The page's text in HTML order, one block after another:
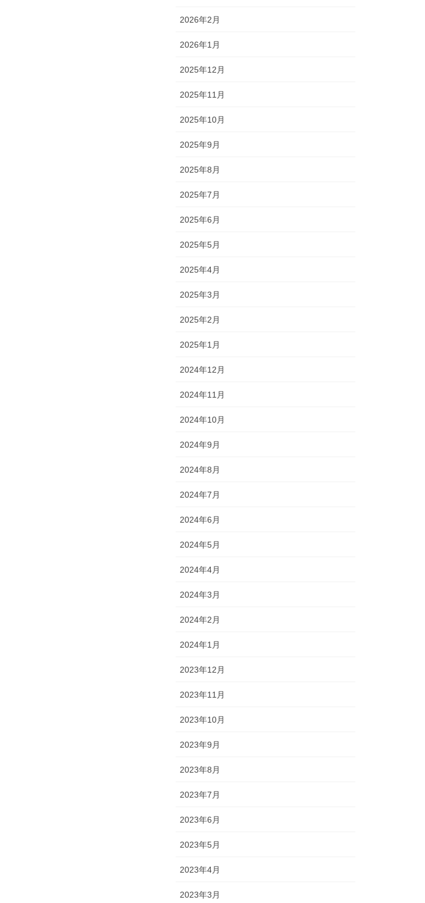
2026年2月
2026年1月
2025年12月
2025年11月
2025年10月
2025年9月
2025年8月
2025年7月
2025年6月
2025年5月
2025年4月
2025年3月
2025年2月
2025年1月
2024年12月
2024年11月
2024年10月
2024年9月
2024年8月
2024年7月
2024年6月
2024年5月
2024年4月
2024年3月
2024年2月
2024年1月
2023年12月
2023年11月
2023年10月
2023年9月
2023年8月
2023年7月
2023年6月
2023年5月
2023年4月
2023年3月